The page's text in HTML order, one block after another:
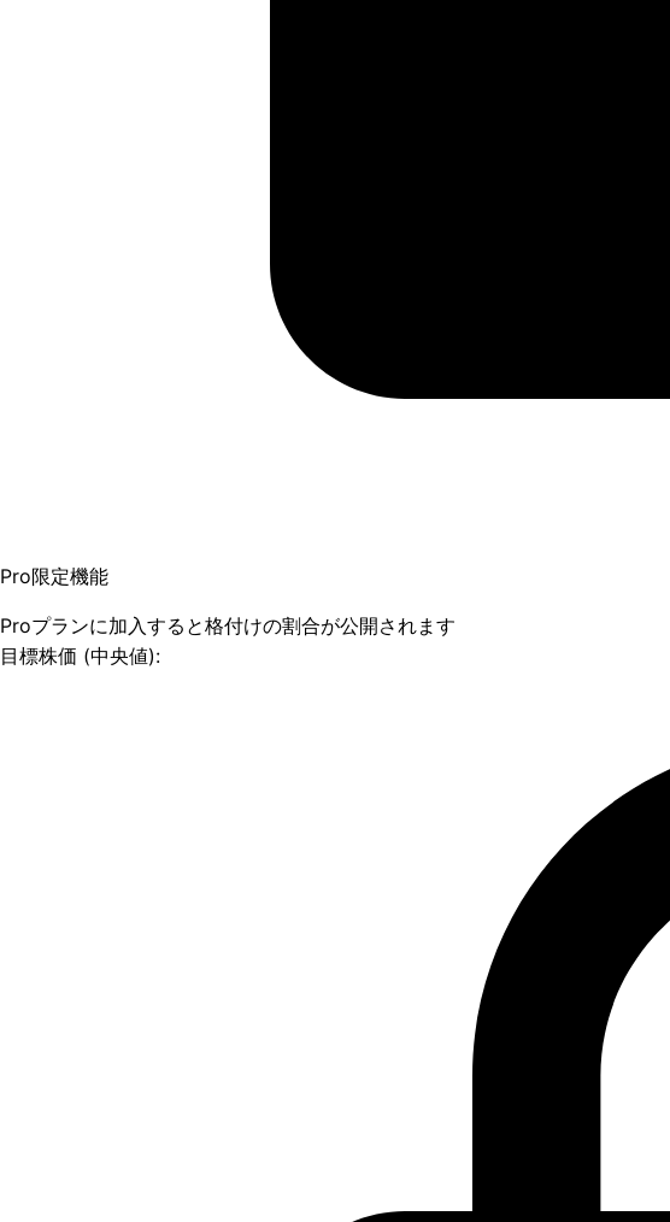
Pro限定機能
Proプランに加入すると格付けの割合が公開されます
目標株価 (中央値):